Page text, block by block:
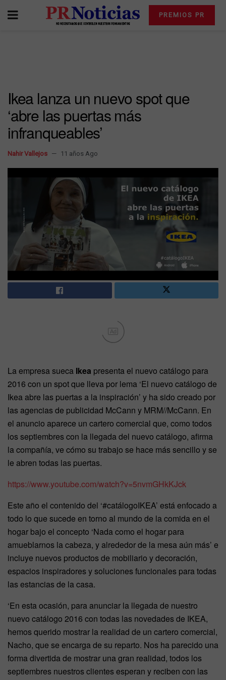
PREMIOS PR
Ikea lanza un nuevo spot que
‘abre las puertas más
infranqueables’
Nahir Vallejos 11 años Ago
Ad
La empresa sueca Ikea presenta el nuevo catálogo para
2016 con un spot que lleva por lema ‘El nuevo catálogo de
Ikea abre las puertas a la inspiración’ y ha sido creado por
las agencias de publicidad McCann y MRM//McCann. En
el anuncio aparece un cartero comercial que, como todos
los septiembres con la llegada del nuevo catálogo, afirma
la compañía, ve cómo su trabajo se hace más sencillo y se
le abren todas las puertas.
https://www.youtube.com/watch?v=5nvmGHkKJck
Este año el contenido del ‘#catálogoIKEA’ está enfocado a
todo lo que sucede en torno al mundo de la comida en el
hogar bajo el concepto ‘Nada como el hogar para
amueblarnos la cabeza, y alrededor de la mesa aún más’ e
incluye nuevos productos de mobiliario y decoración,
espacios inspiradores y soluciones funcionales para todas
las estancias de la casa.
‘En esta ocasión, para anunciar la llegada de nuestro
nuevo catálogo 2016 con todas las novedades de IKEA,
hemos querido mostrar la realidad de un cartero comercial,
Nacho, que se encarga de su reparto. Nos ha parecido una
forma divertida de mostrar una gran realidad, todos los
septiembres nuestros clientes esperan y reciben con las